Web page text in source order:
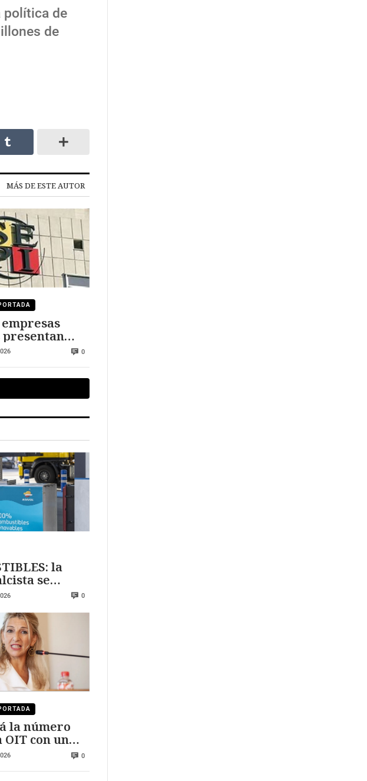
política de
de
MÁS DE ESTE AUTOR
en los 0
la
se
0
la número
OIT con un
a los 0